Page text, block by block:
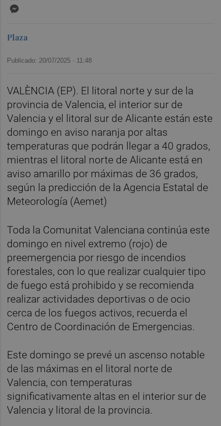
Plaza
Publicado: 20/07/2025 · 11:48
VALÈNCIA (EP). El litoral norte y sur de la
provincia de Valencia, el interior sur de
Valencia y el litoral sur de Alicante están este
domingo en aviso naranja por altas
temperaturas que podrán llegar a 40 grados,
mientras el litoral norte de Alicante está en
aviso amarillo por máximas de 36 grados,
según la predicción de la Agencia Estatal de
Meteorología (Aemet)
Toda la Comunitat Valenciana continúa este
domingo en nivel extremo (rojo) de
preemergencia por riesgo de incendios
forestales, con lo que realizar cualquier tipo
de fuego está prohibido y se recomienda
realizar actividades deportivas o de ocio
cerca de los fuegos activos, recuerda el
Centro de Coordinación de Emergencias.
Este domingo se prevé un ascenso notable
de las máximas en el litoral norte de
Valencia, con temperaturas
significativamente altas en el interior sur de
Valencia y litoral de la provincia.